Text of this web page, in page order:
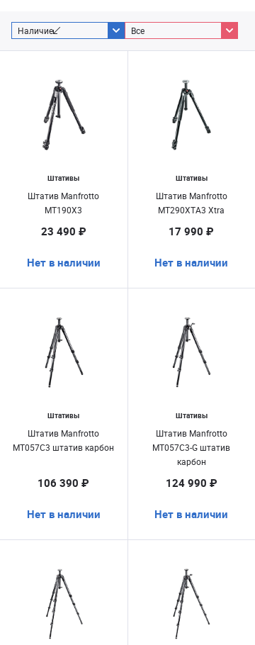
Наличие Все
Штативы
Штатив Manfrotto
MT190X3
23 490 ₽
Нет в наличии
Штативы
Штатив Manfrotto
MT290XTA3 Xtra
17 990 ₽
Нет в наличии
Штативы
Штатив Manfrotto
MT057C3 штатив карбон
106 390 ₽
Нет в наличии
Штативы
Штатив Manfrotto
MT057C3-G штатив
карбон
124 990 ₽
Нет в наличии